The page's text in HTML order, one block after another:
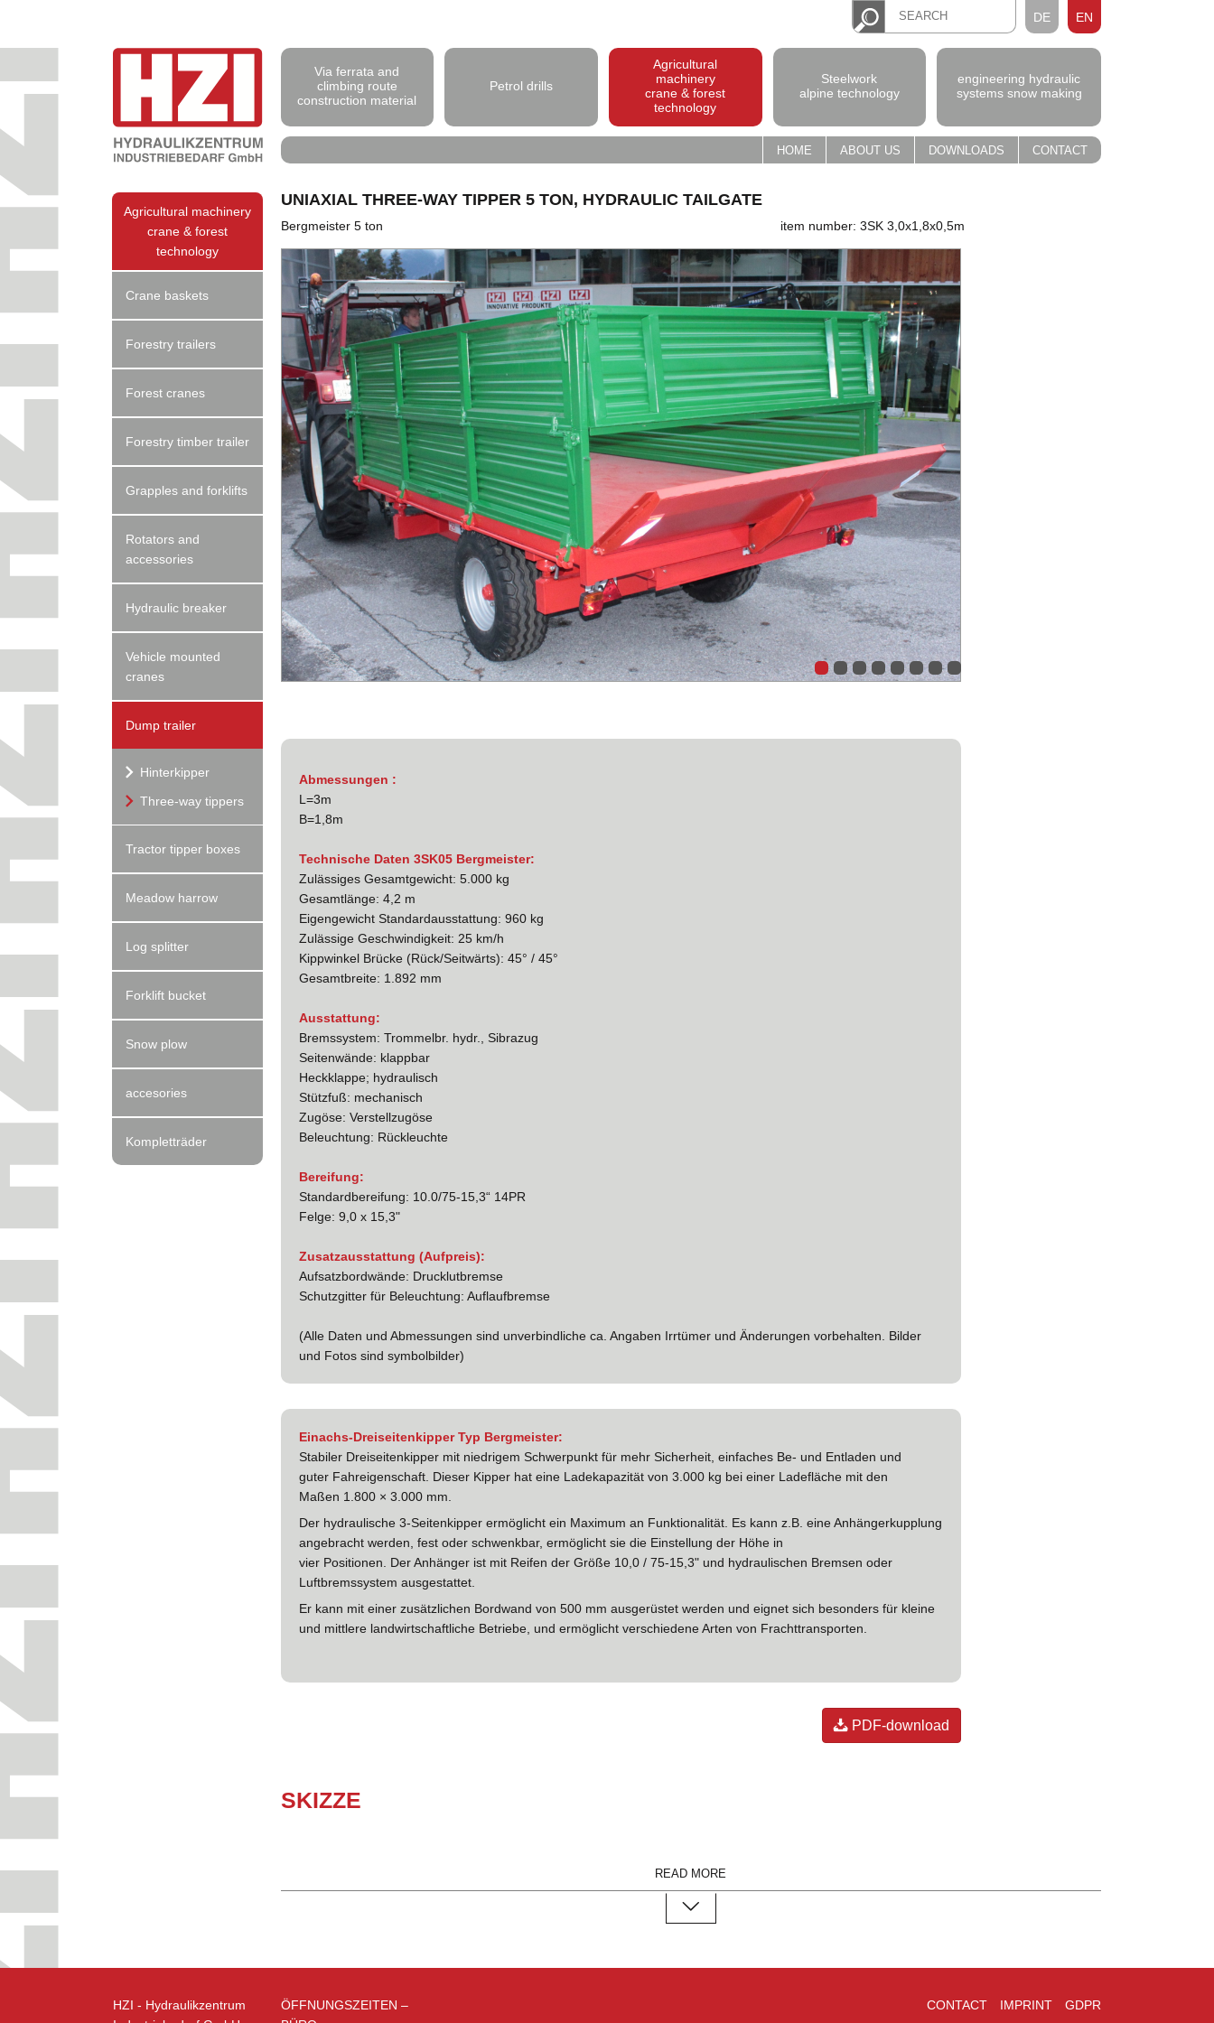
DE EN
Via ferrata and
climbing route
construction material
Petrol drills
Agricultural
machinery
crane & forest
technology
Agricultural machinery
crane & forest
technology
Crane baskets
Forestry trailers
Forest cranes
Forestry timber trailer
Grapples and forklifts
Rotators and
accessories
Hydraulic breaker
Vehicle mounted
cranes
Dump trailer
Hinterkipper
Three-way tippers
Tractor tipper boxes
Meadow harrow
Log splitter
Forklift bucket
Snow plow
accesories
Kompletträder
Steelwork
alpine technology
engineering hydraulic
systems snow making
HOME ABOUT US DOWNLOADS CONTACT
UNIAXIAL THREE-WAY TIPPER 5 TON, HYDRAULIC TAILGATE
Bergmeister 5 ton item number: 3SK 3,0x1,8x0,5m
Abmessungen :
L=3m
B=1,8m
Technische Daten 3SK05 Bergmeister:
Zulässiges Gesamtgewicht: 5.000 kg
Gesamtlänge: 4,2 m
Eigengewicht Standardausstattung: 960 kg
Zulässige Geschwindigkeit: 25 km/h
Kippwinkel Brücke (Rück/Seitwärts): 45° / 45°
Gesamtbreite: 1.892 mm
Ausstattung:
Bremssystem: Trommelbr. hydr., Sibrazug
Seitenwände: klappbar
Heckklappe; hydraulisch
Stützfuß: mechanisch
Zugöse: Verstellzugöse
Beleuchtung: Rückleuchte
Bereifung:
Standardbereifung: 10.0/75-15,3“ 14PR
Felge: 9,0 x 15,3"
Zusatzausstattung (Aufpreis):
Aufsatzbordwände: Drucklutbremse
Schutzgitter für Beleuchtung: Auflaufbremse
(Alle Daten und Abmessungen sind unverbindliche ca. Angaben Irrtümer und Änderungen vorbehalten. Bilder
und Fotos sind symbolbilder)
Einachs-Dreiseitenkipper Typ Bergmeister:
Stabiler Dreiseitenkipper mit niedrigem Schwerpunkt für mehr Sicherheit, einfaches Be- und Entladen und
guter Fahreigenschaft. Dieser Kipper hat eine Ladekapazität von 3.000 kg bei einer Ladefläche mit den
Maßen 1.800 × 3.000 mm.
Der hydraulische 3-Seitenkipper ermöglicht ein Maximum an Funktionalität. Es kann z.B. eine Anhängerkupplung
angebracht werden, fest oder schwenkbar, ermöglicht sie die Einstellung der Höhe in
vier Positionen. Der Anhänger ist mit Reifen der Größe 10,0 / 75-15,3" und hydraulischen Bremsen oder
Luftbremssystem ausgestattet.
Er kann mit einer zusätzlichen Bordwand von 500 mm ausgerüstet werden und eignet sich besonders für kleine
und mittlere landwirtschaftliche Betriebe, und ermöglicht verschiedene Arten von Frachttransporten.
PDF-download
SKIZZE
A
READ MORE
CONTACT IMPRINT GDPR
HZI - Hydraulikzentrum
ÖFFNUNGSZEITEN –